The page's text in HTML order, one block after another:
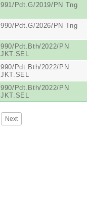
991/Pdt.G/2019/PN Tng
990/Pdt.G/2026/PN Tng
990/Pdt.Bth/2022/PN
JKT.SEL
990/Pdt.Bth/2022/PN
JKT.SEL
990/Pdt.Bth/2022/PN
JKT.SEL
Next